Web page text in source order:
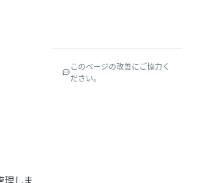
このページの改善にご協力く
ださい。